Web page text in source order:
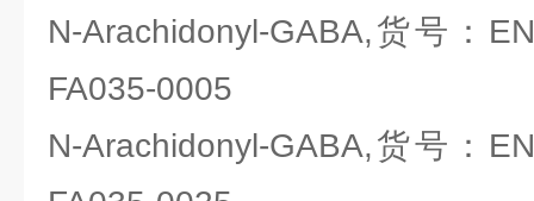
N-Arachidonyl-GABA,货号：
FA035-0005
N-Arachidonyl-GABA,货号：